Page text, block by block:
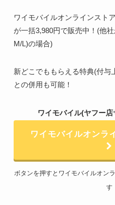
ワイモバイルオンラインスト
が一括3,980円で販売中！(他
M/L)の場合)
新どこでももらえる特典(付与
との併用も可能！
ワイモバイル(ヤフー
ワイモバイルオンラ
ボタンを押すとワイモバイルオン
す